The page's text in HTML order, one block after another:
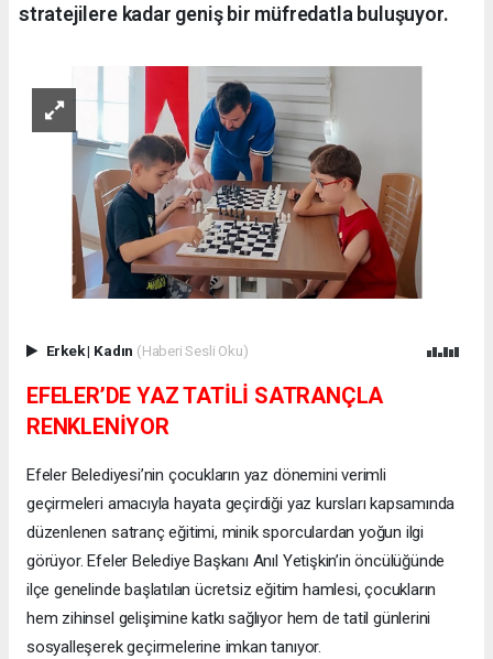
stratejilere kadar geniş bir müfredatla buluşuyor.
Erkek| Kadın (Haberi Sesli Oku)
EFELER’DE YAZ TATİLİ SATRANÇLA
RENKLENİYOR
Efeler Belediyesi’nin çocukların yaz dönemini verimli
geçirmeleri amacıyla hayata geçirdiği yaz kursları kapsamında
düzenlenen satranç eğitimi, minik sporculardan yoğun ilgi
görüyor. Efeler Belediye Başkanı Anıl Yetişkin’in öncülüğünde
ilçe genelinde başlatılan ücretsiz eğitim hamlesi, çocukların
hem zihinsel gelişimine katkı sağlıyor hem de tatil günlerini
sosyalleşerek geçirmelerine imkan tanıyor.